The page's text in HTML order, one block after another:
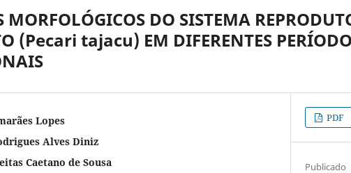
MORFOLÓGICOS DO SISTEMA
(Pecari tajacu) EM DIFERENTES
Lopes
Alves Diniz
Caetano de Sousa
PDF
Publicado